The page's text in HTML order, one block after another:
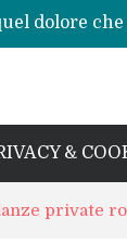
dolore
ma un
nuova
provincia
&
private